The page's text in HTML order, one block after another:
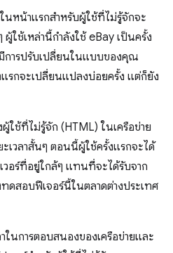
นหน้าแรกสำหรับผู้ใช้ที่ไม่รู้จักจะ
ใช้เหล่านี้กำลังใช้ eBay เป็นครั้ง
การปรับเปลี่ยนในแบบของคุณ
รกจะเปลี่ยนแปลงบ่อยครั้ง แต่ก็ยัง
ใช้ที่ไม่รู้จัก (HTML) ในเครือข่าย
เวลาสั้นๆ ตอนนี้ผู้ใช้ครั้งแรกจะได้
วอร์ที่อยู่ใกล้ๆ แทนที่จะได้รับจาก
ดสอบฟีเจอร์นี้ในตลาดต่างประเทศ
นการตอบสนองของเครือข่ายและ